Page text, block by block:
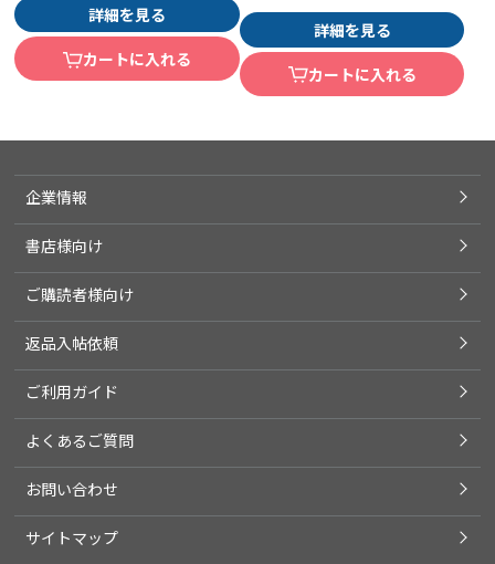
詳細を見る
カートに入れる
詳細を見る
カートに入れる
企業情報
書店様向け
ご購読者様向け
返品入帖依頼
ご利用ガイド
よくあるご質問
お問い合わせ
サイトマップ